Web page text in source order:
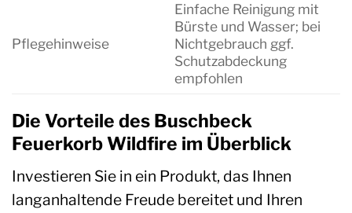
Pflegehinweise
Einfache Reinigung mit
Bürste und Wasser; bei
Nichtgebrauch ggf.
Schutzabdeckung
empfohlen
Die Vorteile des Buschbeck
Feuerkorb Wildfire im Überblick
Investieren Sie in ein Produkt, das Ihnen
langanhaltende Freude bereitet und Ihren